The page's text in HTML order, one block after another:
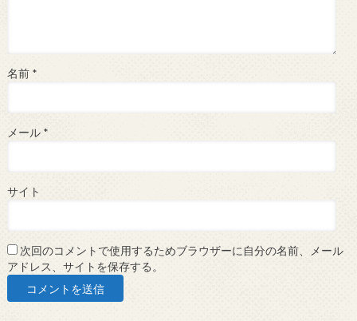
名前 *
メール *
サイト
次回のコメントで使用するためブラウザーに自分の名前、メール
アドレス、サイトを保存する。